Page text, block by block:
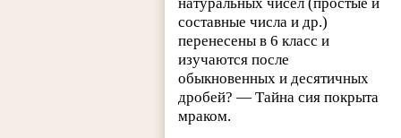
составные числа и др.)
перенесены в 6 класс и
изучаются после
обыкновенных и десятичных
дробей? — Тайна сия покрыта
мраком.